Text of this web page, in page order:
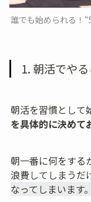
誰でも始められる！
1. 朝活でや
朝活を習慣として
を具体的に決めて
朝一番に何をする
浪費してしまうだ
なってしまいます。